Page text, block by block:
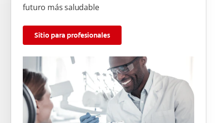
futuro más saludable
Sitio para profesionales